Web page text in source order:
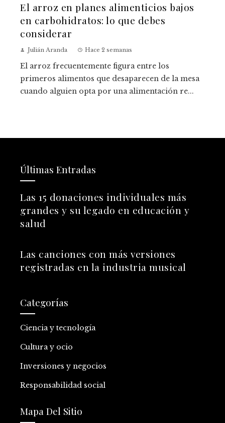
El arroz en planes alimenticios bajos
en carbohidratos: lo que debes
considerar
Julián Aranda Hace 2 semanas
El arroz frecuentemente figura entre los
primeros alimentos que desaparecen de la mesa
cuando alguien opta por una alimentación re...
Últimas Entradas
Las 15 donaciones individuales más
grandes y su legado en educación y
salud
Las canciones con más versiones
registradas en la industria musical
Categorías
Ciencia y tecnología
Cultura y ocio
Inversiones y negocios
Responsabilidad social
Mapa Del Sitio